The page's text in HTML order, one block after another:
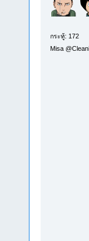
กระทู้: 172
Misa